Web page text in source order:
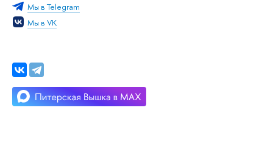
Мы в Telegram
Мы в VK